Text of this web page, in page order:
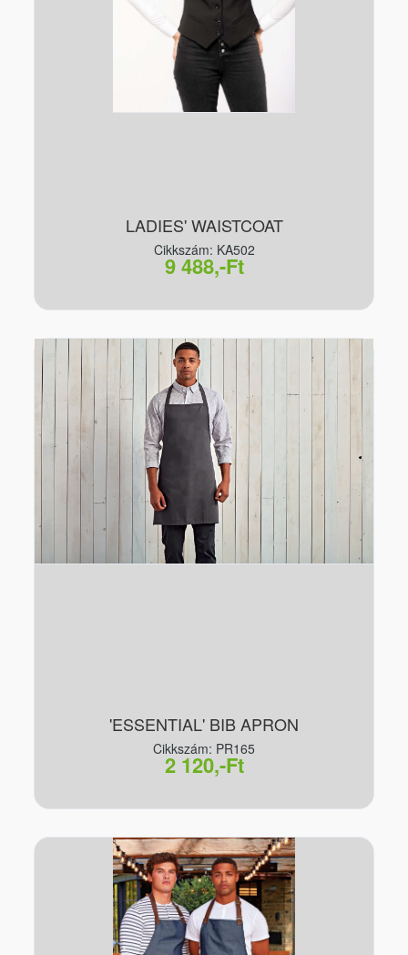
LADIES' WAISTCOAT
Cikkszám: KA502
9 488,-Ft
'ESSENTIAL' BIB APRON
Cikkszám: PR165
2 120,-Ft